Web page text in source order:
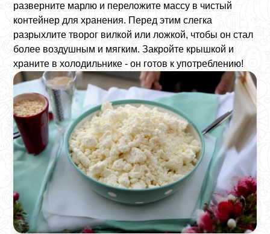
разверните марлю и переложите массу в чистый
контейнер для хранения. Перед этим слегка
разрыхлите творог вилкой или ложкой, чтобы он стал
более воздушным и мягким. Закройте крышкой и
храните в холодильнике - он готов к употреблению!